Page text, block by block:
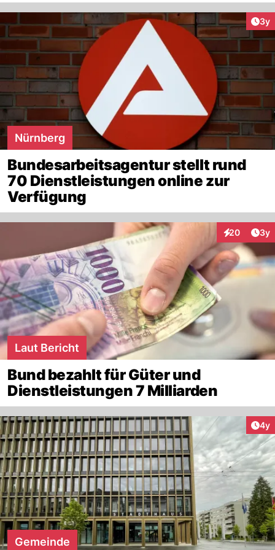
3y
Nürnberg
Bundesarbeitsagentur stellt rund
70 Dienstleistungen online zur
Verfügung
20
Interaktionen
3y
Laut Bericht
Bund bezahlt für Güter und
Dienstleistungen 7 Milliarden
4y
Gemeinde